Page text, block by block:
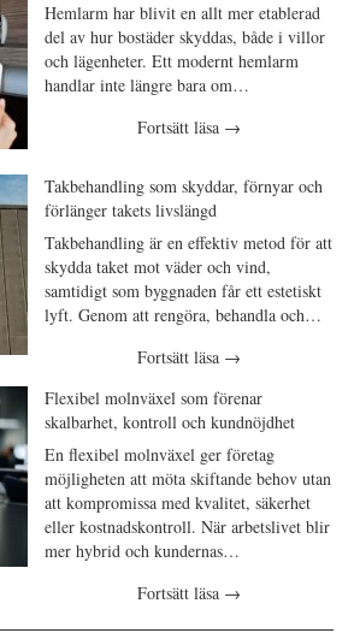
Hemlarm har blivit en allt mer etablerad
del av hur bostäder skyddas, både i villor
och lägenheter. Ett modernt hemlarm
handlar inte längre bara om…
Fortsätt läsa →
Takbehandling som skyddar, förnyar och
förlänger takets livslängd
Takbehandling är en effektiv metod för att
skydda taket mot väder och vind,
samtidigt som byggnaden får ett estetiskt
lyft. Genom att rengöra, behandla och…
Fortsätt läsa →
Flexibel molnväxel som förenar
skalbarhet, kontroll och kundnöjdhet
En flexibel molnväxel ger företag
möjligheten att möta skiftande behov utan
att kompromissa med kvalitet, säkerhet
eller kostnadskontroll. När arbetslivet blir
mer hybrid och kundernas…
Fortsätt läsa →